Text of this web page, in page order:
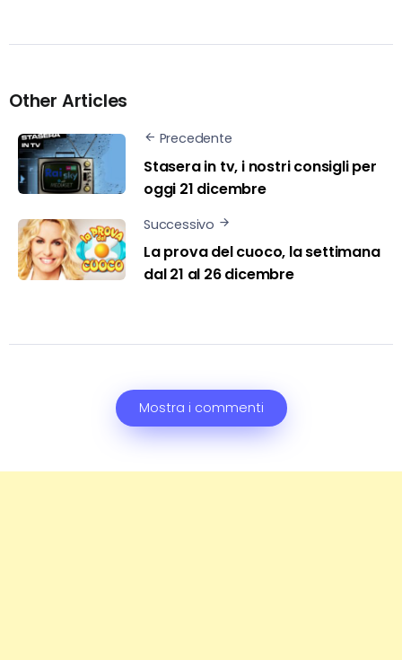
Other Articles
Precedente
Stasera in tv, i nostri consigli per
oggi 21 dicembre
Successivo
La prova del cuoco, la settimana
dal 21 al 26 dicembre
Mostra i commenti